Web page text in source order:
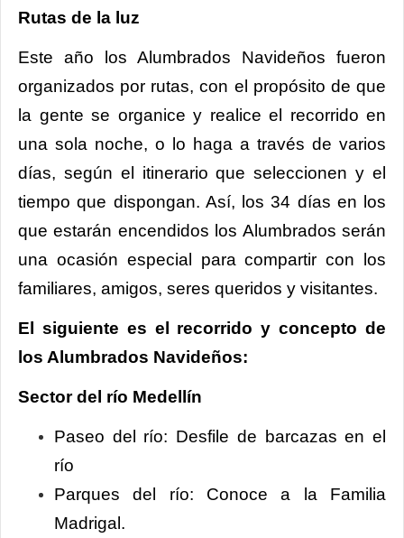
Rutas de la luz
Este año los Alumbrados Navideños fueron
organizados por rutas, con el propósito de que
la gente se organice y realice el recorrido en
una sola noche, o lo haga a través de varios
días, según el itinerario que seleccionen y el
tiempo que dispongan. Así, los 34 días en los
que estarán encendidos los Alumbrados serán
una ocasión especial para compartir con los
familiares, amigos, seres queridos y visitantes.
El siguiente es el recorrido y concepto de
los Alumbrados Navideños:
Sector del río Medellín
Paseo del río: Desfile de barcazas en el
río
Parques del río: Conoce a la Familia
Madrigal.